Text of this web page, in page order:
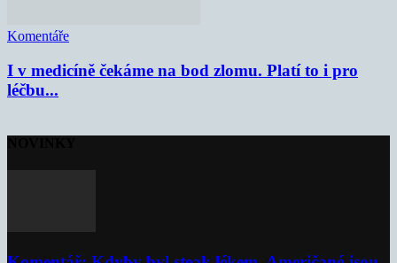
Komentáře
I v medicíně čekáme na bod zlomu. Platí to i pro
léčbu...